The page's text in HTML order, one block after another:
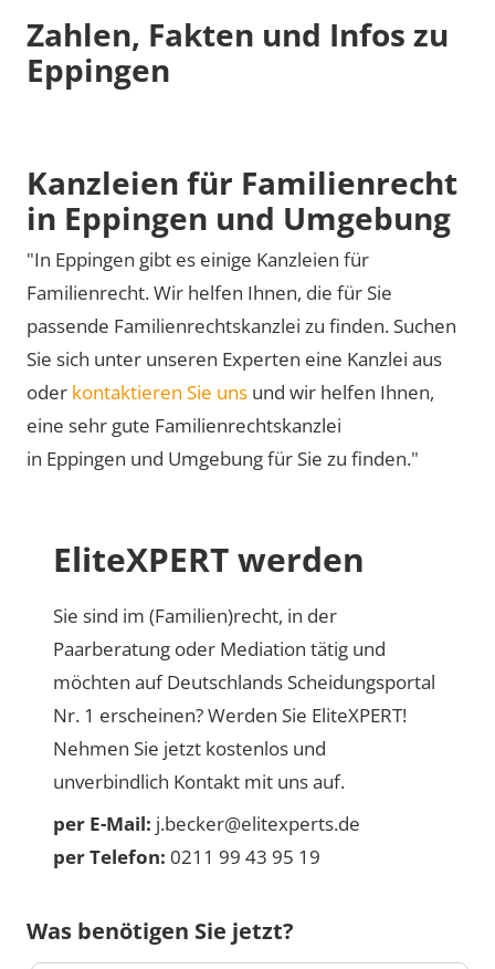
Zahlen, Fakten und Infos zu
Eppingen
Kanzleien für Familienrecht
in Eppingen und Umgebung
"In Eppingen gibt es einige Kanzleien für
Familienrecht. Wir helfen Ihnen, die für Sie
passende Familienrechtskanzlei zu finden. Suchen
Sie sich unter unseren Experten eine Kanzlei aus
oder kontaktieren Sie uns und wir helfen Ihnen,
eine sehr gute Familienrechtskanzlei
in Eppingen und Umgebung für Sie zu finden."
EliteXPERT werden
Sie sind im (Familien)recht, in der
Paarberatung oder Mediation tätig und
möchten auf Deutschlands Scheidungsportal
Nr. 1 erscheinen? Werden Sie EliteXPERT!
Nehmen Sie jetzt kostenlos und
unverbindlich Kontakt mit uns auf.
per E-Mail: j.becker@elitexperts.de
per Telefon: 0211 99 43 95 19
Was benötigen Sie jetzt?